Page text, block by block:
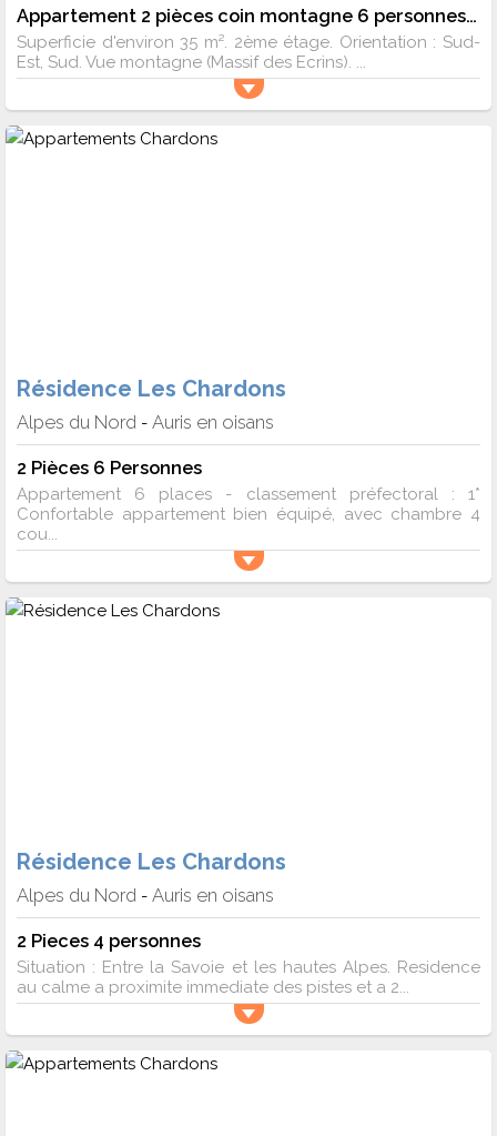
Appartement 2 pièces coin montagne 6 personnes (327)
Superficie d'environ 35 m². 2ème étage. Orientation : Sud-
Est, Sud. Vue montagne (Massif des Ecrins). ...
Résidence Les Chardons
Alpes du Nord - Auris en oisans
2 Pièces 6 Personnes
Appartement 6 places - classement préfectoral : 1*
Confortable appartement bien équipé, avec chambre 4
cou...
Résidence Les Chardons
Alpes du Nord - Auris en oisans
2 Pieces 4 personnes
Situation : Entre la Savoie et les hautes Alpes. Residence
au calme a proximite immediate des pistes et a 2...